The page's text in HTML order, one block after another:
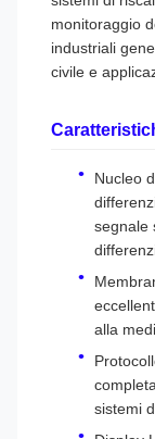
monitoraggio
industriali
civile e
Nucleo
segnale
alla
sistemi